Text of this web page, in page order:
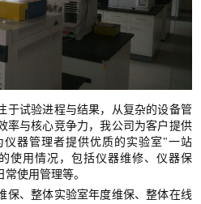
于试验进程与结果，从复杂的设备管
率与核心竞争力，我公司为客户提供
器管理者提供优质的实验室"一站
使用情况，包括仪器维修、仪器保
使用管理等。
保、整体实验室年度维保、整体在线